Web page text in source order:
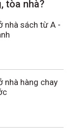
tòa nhà?
nhà sách từ A -
nhà hàng chay